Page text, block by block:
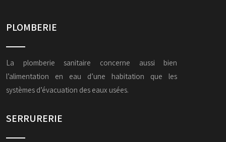
PLOMBERIE
La plomberie sanitaire concerne aussi bien
l’alimentation en eau d’une habitation que les
systèmes d’évacuation des eaux usées.
SERRURERIE